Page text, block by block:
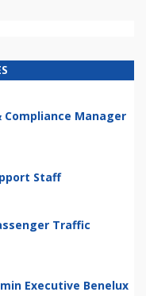
Compliance Manager
Staff
Traffic
Executive Benelux